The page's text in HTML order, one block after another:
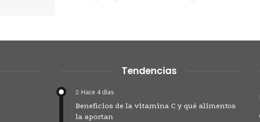
Tendencias
Hace 4 días
Beneficios de la vitamina C y qué alimentos
la aportan